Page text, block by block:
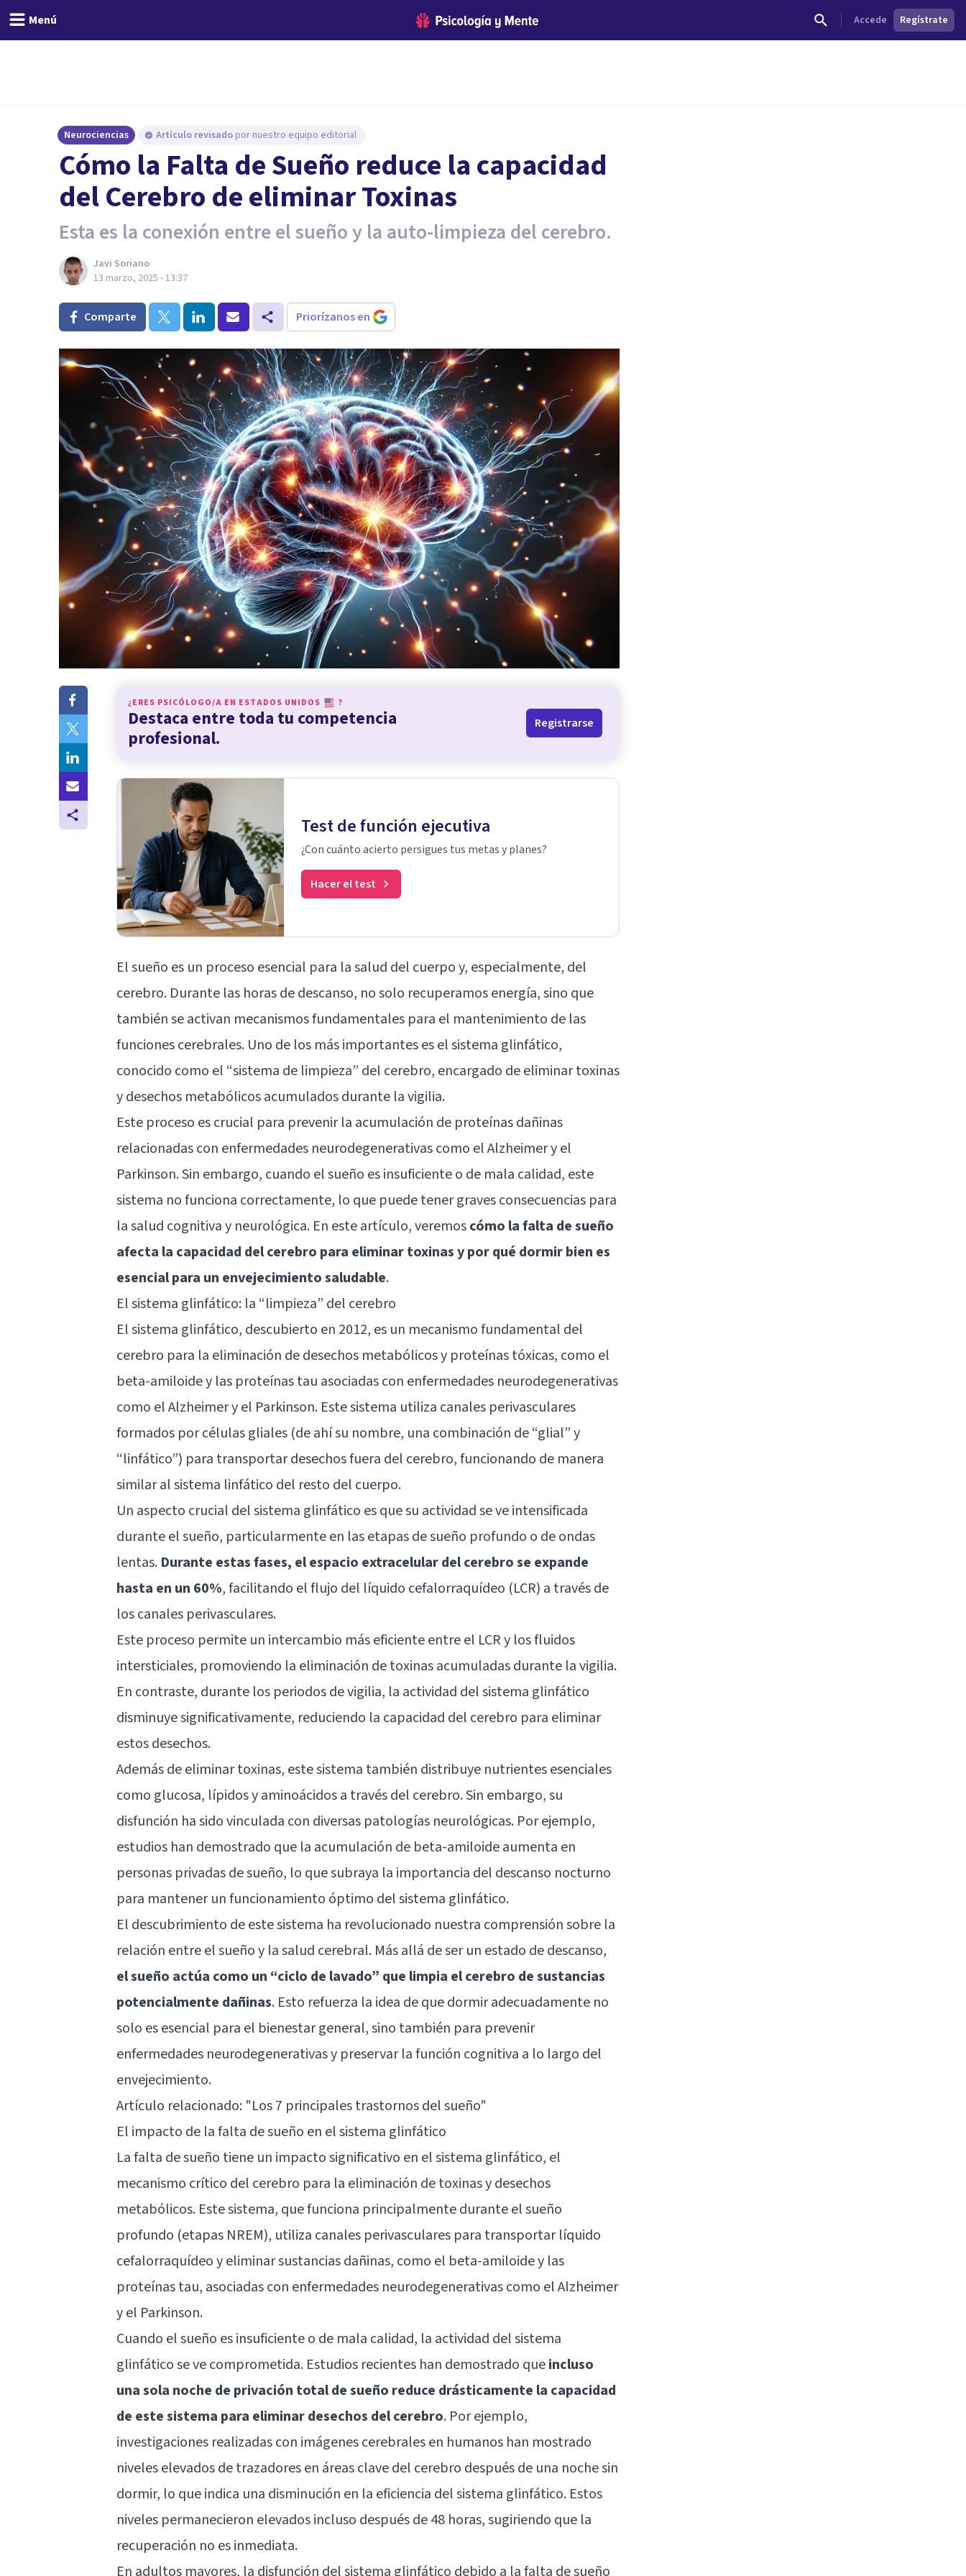
Menú Accede Regístrate
Neurociencias Artículo revisado por nuestro equipo editorial
Cómo la Falta de Sueño reduce la capacidad
del Cerebro de eliminar Toxinas
Esta es la conexión entre el sueño y la auto-limpieza del cerebro.
Javi Soriano
13 marzo, 2025 - 13:37
Comparte Priorízanos en
¿ERES PSICÓLOGO/A EN ESTADOS UNIDOS ?
Destaca entre toda tu competencia
profesional.
Registrarse
Test de función ejecutiva
¿Con cuánto acierto persigues tus metas y planes?
Hacer el test
El sueño es un proceso esencial para la salud del cuerpo y, especialmente, del
cerebro. Durante las horas de descanso, no solo recuperamos energía, sino que
también se activan mecanismos fundamentales para el mantenimiento de las
funciones cerebrales. Uno de los más importantes es el sistema glinfático,
conocido como el “sistema de limpieza” del cerebro, encargado de eliminar toxinas
y desechos metabólicos acumulados durante la vigilia.
Este proceso es crucial para prevenir la acumulación de proteínas dañinas
relacionadas con enfermedades neurodegenerativas como el Alzheimer y el
Parkinson. Sin embargo, cuando el sueño es insuficiente o de mala calidad, este
sistema no funciona correctamente, lo que puede tener graves consecuencias para
la salud cognitiva y neurológica. En este artículo, veremoscómo la falta de sueño
afecta la capacidad delcerebro para eliminar toxinas y por qué dormir bien es
esencial para un envejecimiento saludable.
El sistema glinfático: la “limpieza” del cerebro
El sistema glinfático, descubierto en 2012, es un mecanismo fundamental del
cerebro para la eliminación de desechos metabólicos y proteínas tóxicas, como el
beta-amiloide y las proteínas tau asociadas con enfermedades neurodegenerativas
como el Alzheimer y el Parkinson. Este sistema utiliza canales perivasculares
formados porcélulas gliales (de ahí su nombre, una combinación de “glial” y
“linfático”) para transportar desechos fuera del cerebro, funcionando de manera
similar al sistema linfático del resto del cuerpo.
Un aspecto crucial del sistema glinfático es que su actividad se ve intensificada
durante el sueño, particularmente en las etapas de sueño profundo o de ondas
lentas. Durante estas fases, el espacio extracelular del cerebro se expande
hasta en un 60%, facilitando el flujo del líquido cefalorraquídeo (LCR) a través de
los canales perivasculares.
Este proceso permite un intercambio más eficiente entre el LCR y los fluidos
intersticiales, promoviendo la eliminación de toxinas acumuladas durante la vigilia.
En contraste, durante los periodos de vigilia, la actividad del sistema glinfático
disminuye significativamente, reduciendo la capacidad del cerebro para eliminar
estos desechos.
Además de eliminar toxinas, este sistema también distribuye nutrientes esenciales
como glucosa, lípidos y aminoácidos a través del cerebro. Sin embargo, su
disfunción ha sido vinculada con diversas patologías neurológicas. Por ejemplo,
estudios han demostrado que la acumulación de beta-amiloide aumenta en
personas privadas de sueño, lo que subraya la importancia del descanso nocturno
para mantener un funcionamiento óptimo del sistema glinfático.
El descubrimiento de este sistema ha revolucionado nuestra comprensión sobre la
relación entre el sueño y la salud cerebral. Más allá de ser un estado de descanso,
el sueño actúa como un “ciclo de lavado” que limpia el cerebro de sustancias
potencialmente dañinas. Esto refuerza la idea de que dormir adecuadamente no
solo es esencial para el bienestar general, sino también para prevenir
enfermedades neurodegenerativas y preservar la función cognitiva a lo largo del
envejecimiento.
Artículo relacionado: "Los 7 principales trastornos del sueño"
El impacto de la falta de sueño en el sistema glinfático
La falta de sueño tiene un impacto significativo en el sistema glinfático, el
mecanismo crítico del cerebro para la eliminación de toxinas y desechos
metabólicos. Este sistema, que funciona principalmente durante el sueño
profundo (etapas NREM), utiliza canales perivasculares para transportar líquido
cefalorraquídeo y eliminar sustancias dañinas, como el beta-amiloide y las
proteínas tau, asociadas con enfermedades neurodegenerativas como el Alzheimer
y el Parkinson.
Cuando el sueño es insuficiente o de mala calidad, la actividad del sistema
glinfático se ve comprometida. Estudios recientes han demostrado queincluso
una sola noche de privación total de sueño reduce drásticamente la capacidad
de este sistema para eliminar desechos del cerebro. Por ejemplo,
investigaciones realizadas con imágenes cerebrales en humanos han mostrado
niveles elevados de trazadores en áreas clave del cerebro después de una noche sin
dormir, lo que indica una disminución en la eficiencia del sistema glinfático. Estos
niveles permanecieron elevados incluso después de 48 horas, sugiriendo que la
recuperación no es inmediata.